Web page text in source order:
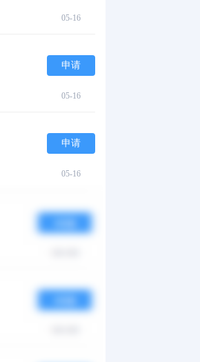
05-16
申请
05-16
申请
05-16